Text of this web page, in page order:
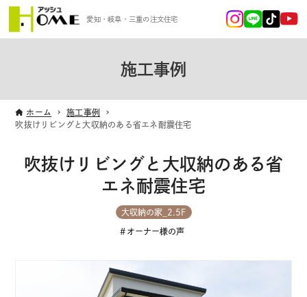
愛知・岐阜・三重の注文住宅
施工事例
ホーム
施工事例
吹抜けリビングと大収納のある省エネ耐震住宅
吹抜けリビングと大収納のある省
エネ耐震住宅
大収納の家_2.5F
オーナー様の声